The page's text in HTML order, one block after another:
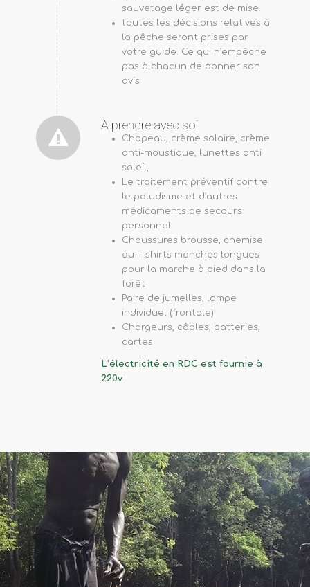
sauvetage léger est de mise.
toutes les décisions relatives à
la pêche seront prises par
votre guide. Ce qui n’empêche
pas à chacun de donner son
avis
A prendre avec soi
Chapeau, crème solaire, crème
anti-moustique, lunettes anti
soleil,
Le traitement préventif contre
le paludisme et d’autres
médicaments de secours
personnel
Chaussures brousse, chemise
ou T-shirts manches longues
pour la marche à pied dans la
forêt
Paire de jumelles, lampe
individuel (frontale)
Chargeurs, câbles, batteries,
cartes
L’électricité en RDC est fournie à
220v